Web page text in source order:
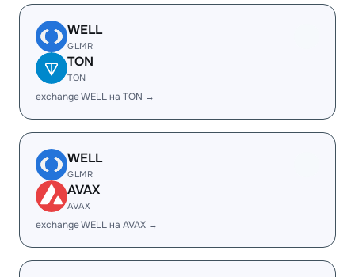
WELL
GLMR
TON
TON
exchange WELL на TON →
WELL
GLMR
AVAX
AVAX
exchange WELL на AVAX →